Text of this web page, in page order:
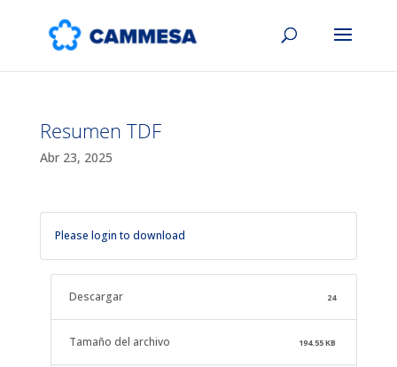
Resumen TDF
Abr 23, 2025
Please login to download
Descargar 24
Tamaño del archivo 194.55 KB